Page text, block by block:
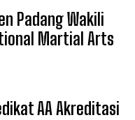
Padang Wakili
Martial Arts
AA Akreditasi